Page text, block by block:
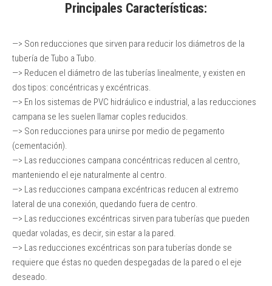
Principales Características:
—> Son reducciones que sirven para reducir los diámetros de la
tubería de Tubo a Tubo.
—> Reducen el diámetro de las tuberías linealmente, y existen en
dos tipos: concéntricas y excéntricas.
—> En los sistemas de PVC hidráulico e industrial, a las reducciones
campana se les suelen llamar coples reducidos.
—> Son reducciones para unirse por medio de pegamento
(cementación).
—> Las reducciones campana concéntricas reducen al centro,
manteniendo el eje naturalmente al centro.
—> Las reducciones campana excéntricas reducen al extremo
lateral de una conexión, quedando fuera de centro.
—> Las reducciones excéntricas sirven para tuberías que pueden
quedar voladas, es decir, sin estar a la pared.
—> Las reducciones excéntricas son para tuberías donde se
requiere que éstas no queden despegadas de la pared o el eje
deseado.